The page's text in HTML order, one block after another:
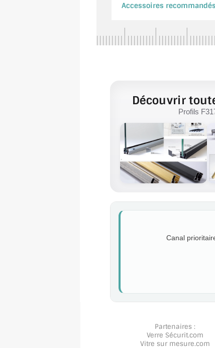
Accessoires recommandés
Découvrir
Profils
Canal
Partenaires :
Verre Sécurit.com
Vitre sur mesure.com